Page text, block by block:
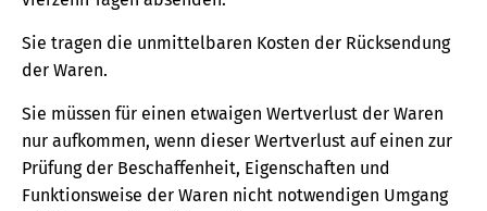
Sie tragen die unmittelbaren Kosten der Rücksendung
der Waren.
Sie müssen für einen etwaigen Wertverlust der Waren
nur aufkommen, wenn dieser Wertverlust auf einen zur
Prüfung der Beschaffenheit, Eigenschaften und
Funktionsweise der Waren nicht notwendigen Umgang